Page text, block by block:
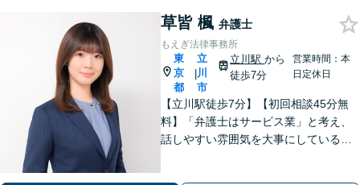
草皆 楓 弁護士
もえぎ法律事務所
東
京
都
|
立
川
市
立川駅から
徒歩7分
営業時間：本
日定休日
【立川駅徒歩7分】【初回相談45分無
料】「弁護士はサービス業」と考え、
話しやすい雰囲気を大事にしている事